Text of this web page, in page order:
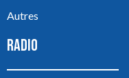
Autres
RADIO